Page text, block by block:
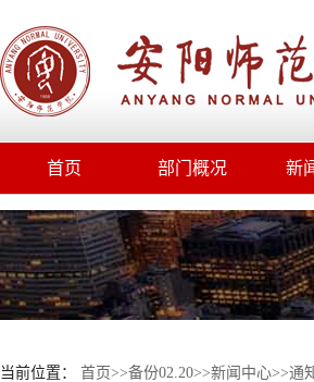
首页 部门概况 新
当前位置： 首页>>备份02.20>>新闻中心>>通